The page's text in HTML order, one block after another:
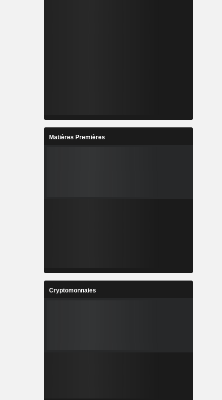
Matières Premières
Cryptomonnaies